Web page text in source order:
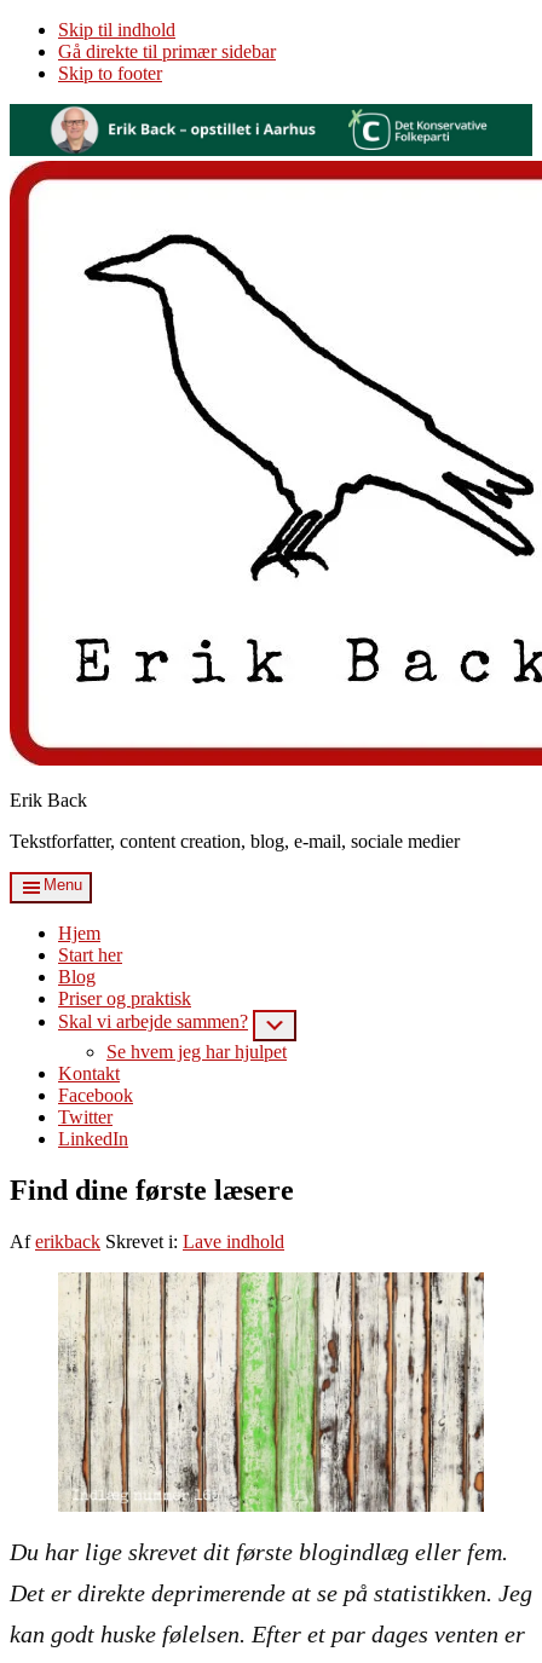
Skip til indhold
Gå direkte til primær sidebar
Skip to footer
Additional
menu
Erik Back
Tekstforfatter, content creation, blog, e-mail, sociale medier
Menu
Hjem
Start her
Blog
Priser og praktisk
Skal vi arbejde sammen?
Se hvem jeg har hjulpet
Kontakt
Facebook
Twitter
LinkedIn
Find dine første læsere
Aferikback Skrevet i: Lave indhold
Du har lige skrevet dit første blogindlæg eller fem.
Det er direkte deprimerende at se på statistikken. Jeg
kan godt huske følelsen. Efter et par dages venten er